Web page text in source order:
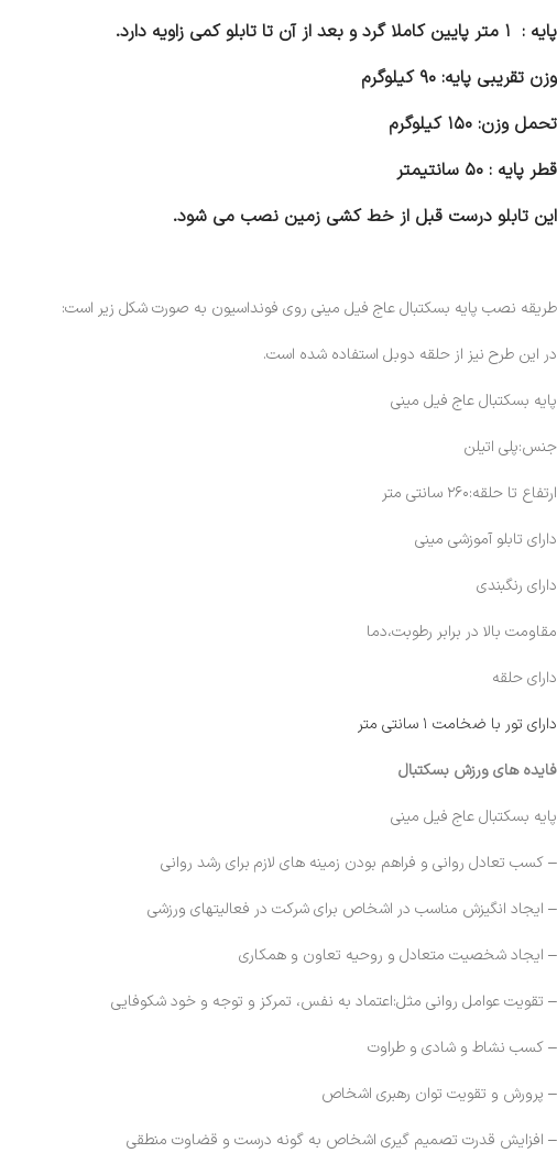
پایه : ۱ متر پایین کاملا گرد و بعد از آن تا تابلو کمی زاویه دارد.
وزن تقریبی پایه: ۹۰ کیلوگرم
تحمل وزن: ۱۵۰ کیلوگرم
قطر پایه : ۵۰ سانتیمتر
این تابلو درست قبل از خط کشی زمین نصب می شود.
طریقه نصب پایه بسکتبال عاج فیل مینی روی فونداسیون به صورت شکل زیر است:
در این طرح نیز از حلقه دوبل استفاده شده است.
پایه بسکتبال عاج فیل مینی
جنس:پلی اتیلن
ارتفاع تا حلقه:۲۶۰ سانتی متر
دارای تابلو آموزشی مینی
دارای رنگبندی
مقاومت بالا در برابر رطوبت،دما
دارای حلقه
دارای تور با ضخامت ۱ سانتی متر
فایده های ورزش بسکتبال
پایه بسکتبال عاج فیل مینی
– کسب تعادل روانی و فراهم بودن زمینه های لازم برای رشد روانی
– ایجاد انگیزش مناسب در اشخاص برای شرکت در فعالیتهای ورزشی
– ایجاد شخصیت متعادل و روحیه تعاون و همکاری
– تقویت عوامل روانی مثل:اعتماد به نفس، تمرکز و توجه و خود شکوفایی
– کسب نشاط و شادی و طراوت
– پرورش و تقویت توان رهبری اشخاص
– افزایش قدرت تصمیم گیری اشخاص به گونه درست و قضاوت منطقی